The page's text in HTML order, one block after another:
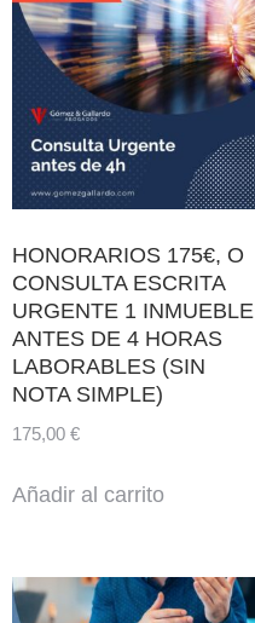
HONORARIOS 175€, O
CONSULTA ESCRITA
URGENTE 1 INMUEBLE
ANTES DE 4 HORAS
LABORABLES (SIN
NOTA SIMPLE)
175,00 €
Añadir al carrito